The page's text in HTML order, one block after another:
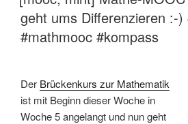
geht ums Differenzieren :-)
#mathmooc #kompass
Der Brückenkurs zur Mathematik
ist mit Beginn dieser Woche in
Woche 5 angelangt und nun geht